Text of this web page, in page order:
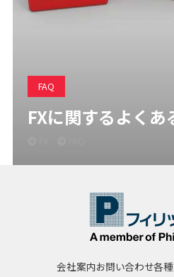
FAQ
FXに関するよくあ
会社案内お問い合わせ各